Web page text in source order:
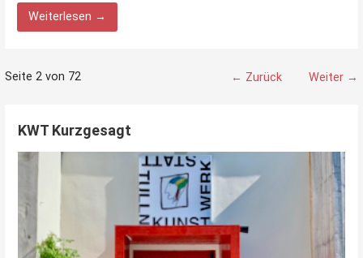
Weiterlesen →
Beitrag
Seite 2 von 72 ← Zurück Weiter →
KWT Kurzgesagt